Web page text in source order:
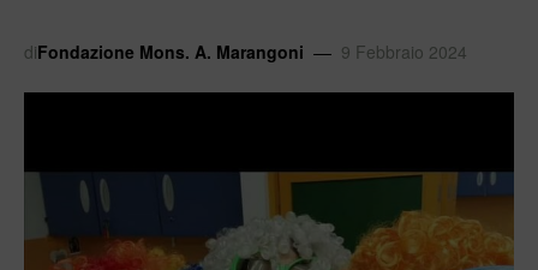
diFondazione Mons. A. Marangoni 9 Febbraio 2024